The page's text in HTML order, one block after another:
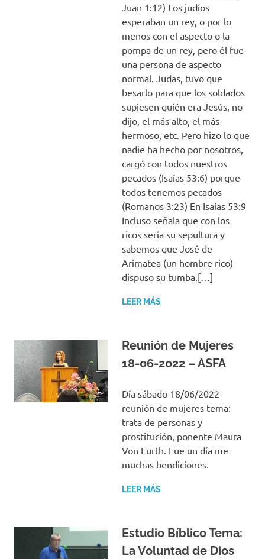
Juan 1:12) Los judíos
esperaban un rey, o por lo
menos con el aspecto o la
pompa de un rey, pero él fue
una persona de aspecto
normal. Judas, tuvo que
besarlo para que los soldados
supiesen quién era Jesús, no
dijo, el más alto, el más
hermoso, etc. Pero hizo lo que
nadie ha hecho por nosotros,
cargó con todos nuestros
pecados (Isaías 53:6) porque
todos tenemos pecados
(Romanos 3:23) En Isaías 53:9
Incluso señala que con los
ricos sería su sepultura y
sabemos que José de
Arimatea (un hombre rico)
dispuso su tumba.[…]
LEER MÁS
Reunión de Mujeres
18-06-2022 – ASFA
Día sábado 18/06/2022
reunión de mujeres tema:
trata de personas y
prostitución, ponente Maura
Von Furth. Fue un día me
muchas bendiciones.
LEER MÁS
Estudio Bíblico Tema:
La Voluntad de Dios